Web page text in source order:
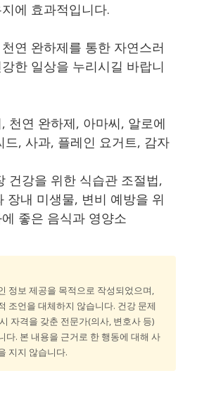
에 효과적입니다.
연 완하제를 통한 자연스러
한 일상을 누리시길 바랍니
천연 완하제, 아마씨, 알로에
드, 사과, 플레인 요거트, 감자
건강을 위한 식습관 조절법,
장내 미생물, 변비 예방을 위
좋은 음식과 영양소
정보 제공을 목적으로 작성되었으며,
조언을 대체하지 않습니다. 건강 문제
자격을 갖춘 전문가(의사, 변호사 등)
다. 본 내용을 근거로 한 행동에 대해 사
지지 않습니다.